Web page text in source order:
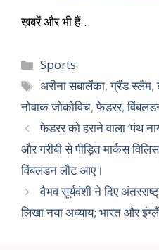
ख़बरें और भी हैं…
Sports
अरीना सबालेंका,ग्रैंड स्लैम,
नोवाक जोकोविच,फेडरर,
फेडरर को हराने वाला ‘पंथ
और गरीबी से पीड़ित मार्कस
विंबलडन लौट आए।
वैभव सूर्यवंशी ने दिए
लिखा नया अध्याय; भारत और